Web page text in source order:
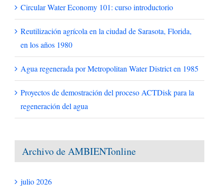
Cargando el grupo de entradas siguientes...
¿Qué es AMBIENTonline?
Un reconocimiento a las promociones de alumnos y alumnas
de Ingeniería Ambiental de la ETS de Ingenieros de
Caminos, Canales y Puertos de Barcelona durante los cursos